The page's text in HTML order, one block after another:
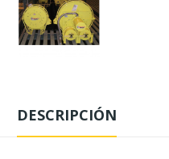
DESCRIPCIÓN